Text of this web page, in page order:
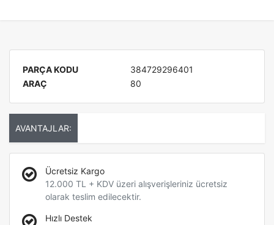
PARÇA KODU
384729296401
ARAÇ
80
AVANTAJLAR:
Ücretsiz Kargo
12.000 TL + KDV üzeri alışverişleriniz ücretsiz
olarak teslim edilecektir.
Hızlı Destek